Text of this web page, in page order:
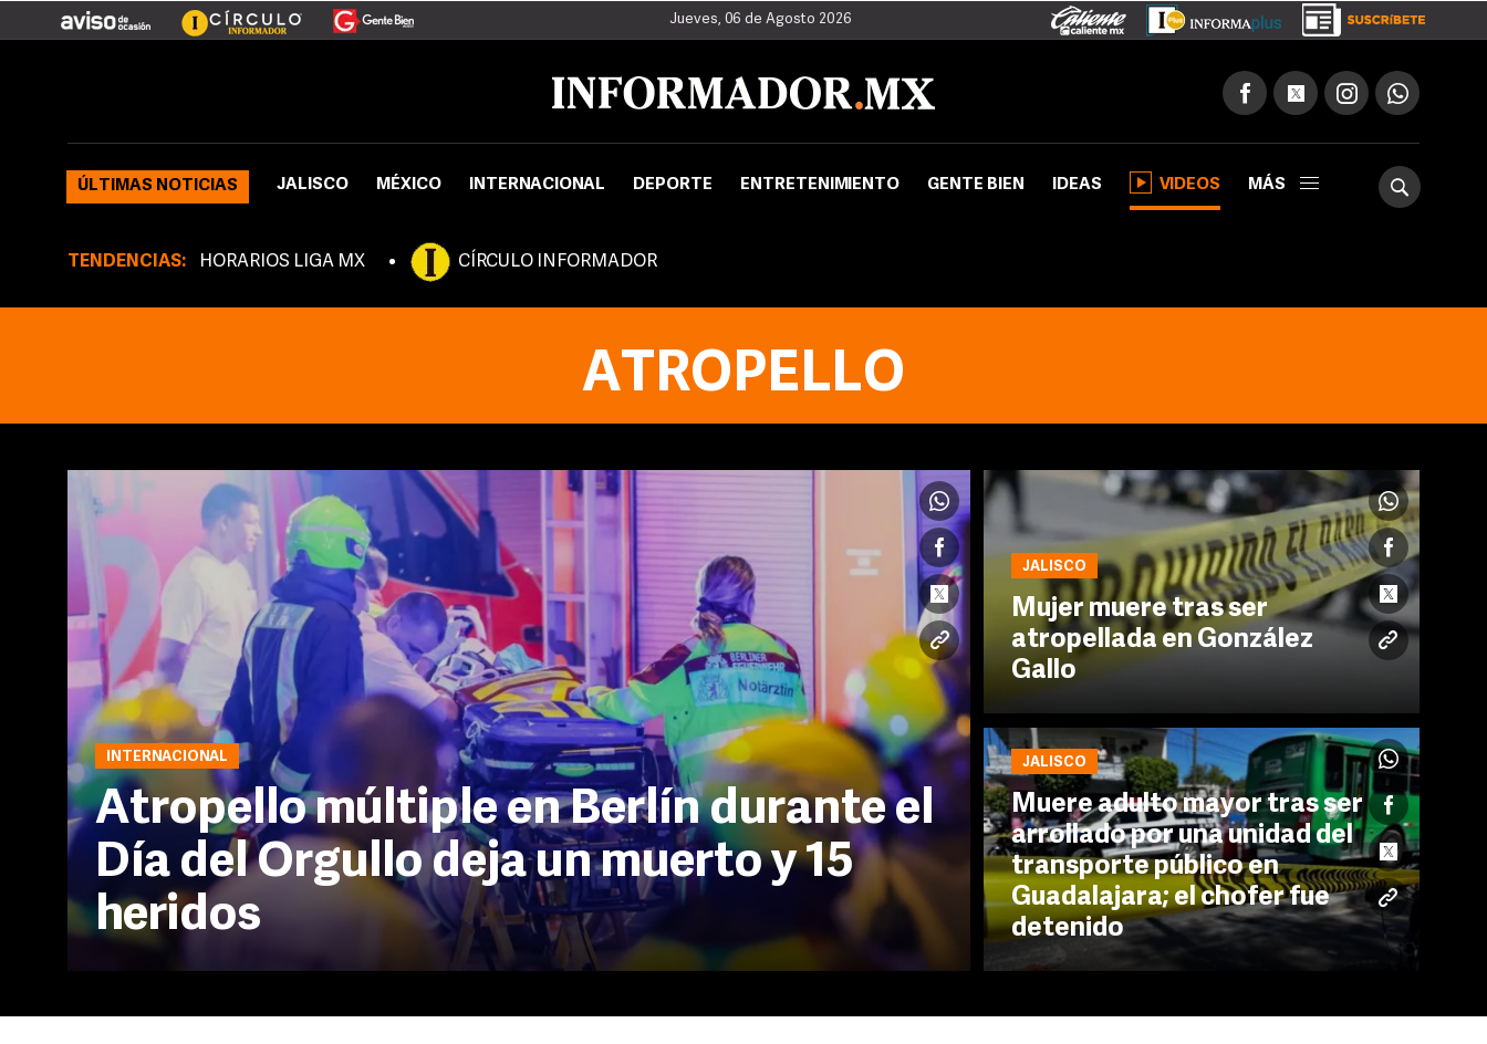
Jueves, 06 de Agosto 2026
ÚLTIMAS NOTICIAS JALISCO MÉXICO INTERNACIONAL DEPORTE ENTRETENIMIENTO GENTE BIEN IDEAS VIDEOS MÁS
TENDENCIAS: HORARIOS LIGA MX CÍRCULO INFORMADOR
ATROPELLO
INTERNACIONAL
Atropello múltiple en Berlín durante el
Día del Orgullo deja un muerto y 15
heridos
JALISCO
Mujer muere tras ser
atropellada en González
Gallo
JALISCO
Muere adulto mayor tras ser
arrollado por una unidad del
transporte público en
Guadalajara; el chofer fue
detenido